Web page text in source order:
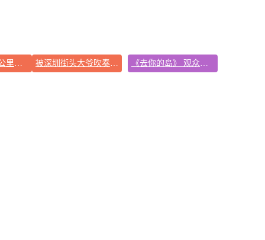
拼豆有多火 一公里内能有40家店 被深圳街头大爷吹奏谋生戳中了 《去你的岛》 观众哭崩